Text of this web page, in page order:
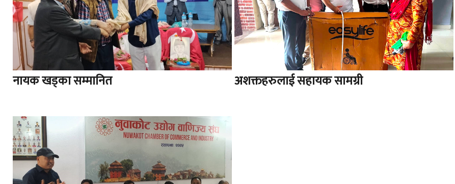
नायक खड्का सम्मानित अशक्तहरुलाई सहायक सामग्री